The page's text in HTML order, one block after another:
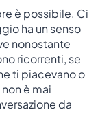
è possibile. Ci
ha un senso
nonostante
ricorrenti, se
ti piacevano o
è mai
da